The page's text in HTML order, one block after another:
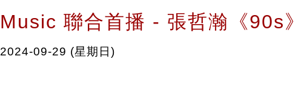
Music 聯合首播 - 張哲瀚《90s》
2024-09-29 (星期日)